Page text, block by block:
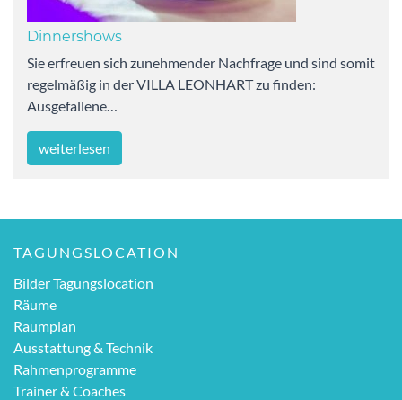
Dinnershows
Sie erfreuen sich zunehmender Nachfrage und sind somit
regelmäßig in der VILLA LEONHART zu finden:
Ausgefallene…
weiterlesen
TAGUNGSLOCATION
Bilder Tagungslocation
Räume
Raumplan
Ausstattung & Technik
Rahmenprogramme
Trainer & Coaches